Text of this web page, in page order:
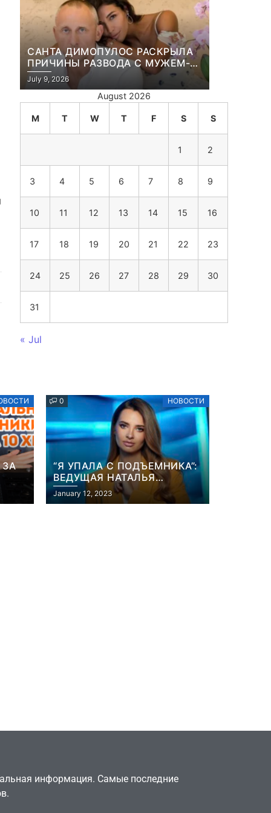
САНТА ДИМОПУЛОС РАСКРЫЛА
ПРИЧИНЫ РАЗВОДА С МУЖЕМ-
БИЗНЕСМЕНОМ
July 9, 2026
August 2026
M T W T F S S
1 2
3 4 5 6 7 8 9
10 11 12 13 14 15 16
17 18 19 20 21 22 23
24 25 26 27 28 29 30
31
« Jul
0 НОВОСТИ
“Я УПАЛА С ПОДЪЕМНИКА”:
ВЕДУЩАЯ НАТАЛЬЯ
ОСТРОВСКАЯ РАССКАЗАЛА
О НЕПРИЯТНОМ
January 12, 2023
информация. Самые последние